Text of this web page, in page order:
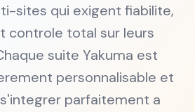
sites qui exigent fiabilite,
controle total sur leurs
suite Yakuma est
personnalisable et
parfaitement a